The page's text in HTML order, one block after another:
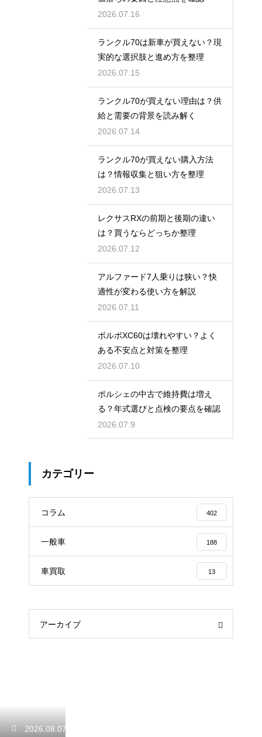
2026.07.16
ランクル70は新車が買えない？現
実的な選択肢と進め方を整理
2026.07.15
ランクル70が買えない理由は？供
給と需要の背景を読み解く
2026.07.14
ランクル70が買えない購入方法
は？情報収集と狙い方を整理
2026.07.13
レクサスRXの前期と後期の違い
は？買うならどっちか整理
2026.07.12
アルファード7人乗りは狭い？快
適性が変わる使い方を解説
2026.07.11
ボルボXC60は壊れやすい？よく
ある不安点と対策を整理
2026.07.10
ポルシェの中古で維持費は増え
る？年式選びと点検の要点を確認
2026.07.9
カテゴリー
コラム 402
一般車 188
車買取 13
アーカイブ
2026.08.07